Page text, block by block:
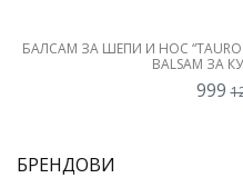
БАЛСАМ ЗА ШЕПИ И НОС “TAURO
BALSAM ЗА
999
БРЕНДОВИ